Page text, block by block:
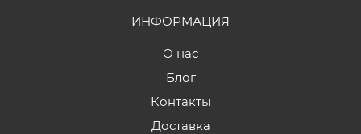
ИНФОРМАЦИЯ
О нас
Блог
Контакты
Доставка